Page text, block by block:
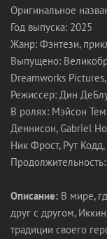
Оригинальное
Год выпуска: 2025
Жанр: Фэнтези,
Выпущено:
Dreamworks
Режиссер: Дин
В ролях: Мэйсон
Деннисон, Gabriel
Ник Фрост, Рут
Описание: В мире,
друг с другом,
традиции своего